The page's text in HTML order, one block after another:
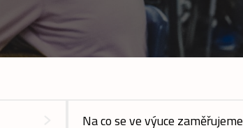
Na co se ve výuce zaměřujeme